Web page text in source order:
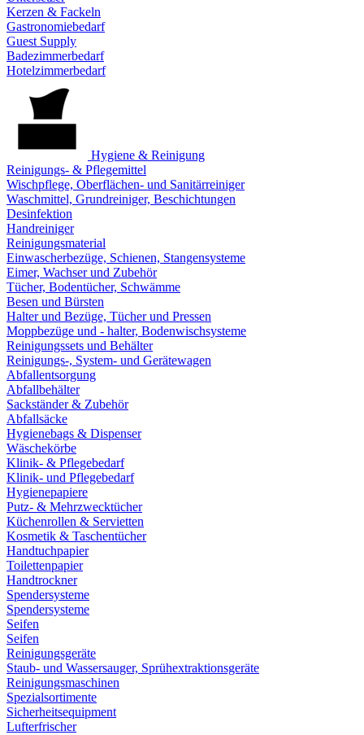
Kerzen & Fackeln
Gastronomiebedarf
Guest Supply
Badezimmerbedarf
Hotelzimmerbedarf
Hygiene & Reinigung
Reinigungs- & Pflegemittel
Wischpflege, Oberflächen- und Sanitärreiniger
Waschmittel, Grundreiniger, Beschichtungen
Desinfektion
Handreiniger
Reinigungsmaterial
Einwascherbezüge, Schienen, Stangensysteme
Eimer, Wachser und Zubehör
Tücher, Bodentücher, Schwämme
Besen und Bürsten
Halter und Bezüge, Tücher und Pressen
Moppbezüge und - halter, Bodenwischsysteme
Reinigungssets und Behälter
Reinigungs-, System- und Gerätewagen
Abfallentsorgung
Abfallbehälter
Sackständer & Zubehör
Abfallsäcke
Hygienebags & Dispenser
Wäschekörbe
Klinik- & Pflegebedarf
Klinik- und Pflegebedarf
Hygienepapiere
Putz- & Mehrzwecktücher
Küchenrollen & Servietten
Kosmetik & Taschentücher
Handtuchpapier
Toilettenpapier
Handtrockner
Spendersysteme
Spendersysteme
Seifen
Seifen
Reinigungsgeräte
Staub- und Wassersauger, Sprühextraktionsgeräte
Reinigungsmaschinen
Spezialsortimente
Sicherheitsequipment
Lufterfrischer